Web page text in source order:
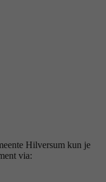
Hilversum kun je
via: